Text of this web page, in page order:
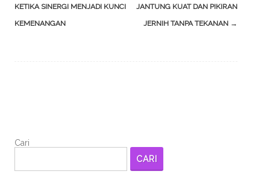
navigation
KETIKA SINERGI MENJADI KUNCI
KEMENANGAN
JANTUNG KUAT DAN PIKIRAN
JERNIH TANPA TEKANAN →
Cari
CARI